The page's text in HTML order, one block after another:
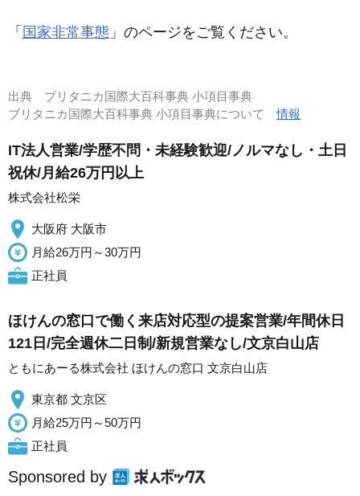
「 国家非常事態 」のページをご覧ください。
出典 ブリタニカ国際大百科事典 小項目事典
ブリタニカ国際大百科事典 小項目事典について情報
IT法人営業/学歴不問・未経験歓迎/ノルマなし・土日
祝休/月給26万円以上
株式会社松栄
大阪府 大阪市
月給26万円～30万円
正社員
ほけんの窓口で働く来店対応型の提案営業/年間休日
121日/完全週休二日制/新規営業なし/文京白山店
ともにあーる株式会社 ほけんの窓口 文京白山店
東京都 文京区
月給25万円～50万円
正社員
Sponsored by